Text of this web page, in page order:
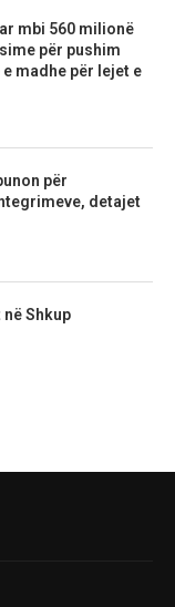
mbi 560 milionë
për pushim
madhe për lejet e
për
detajet
Shkup